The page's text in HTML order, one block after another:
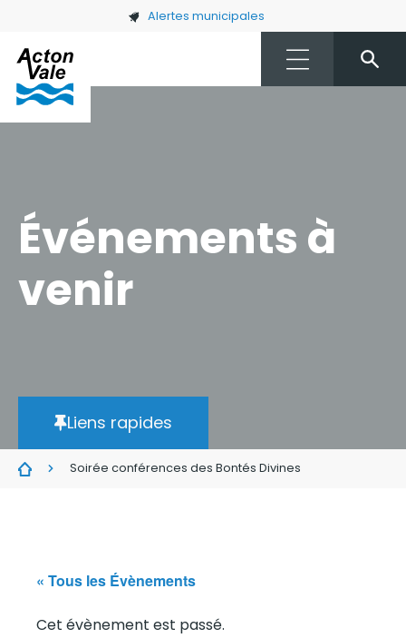
Skip to main content Alertes municipales
Événements à
venir
Liens rapides
Soirée conférences des Bontés Divines
« Tous les Évènements
Cet évènement est passé.